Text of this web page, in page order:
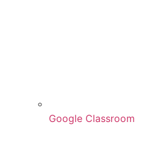
Google Classroom